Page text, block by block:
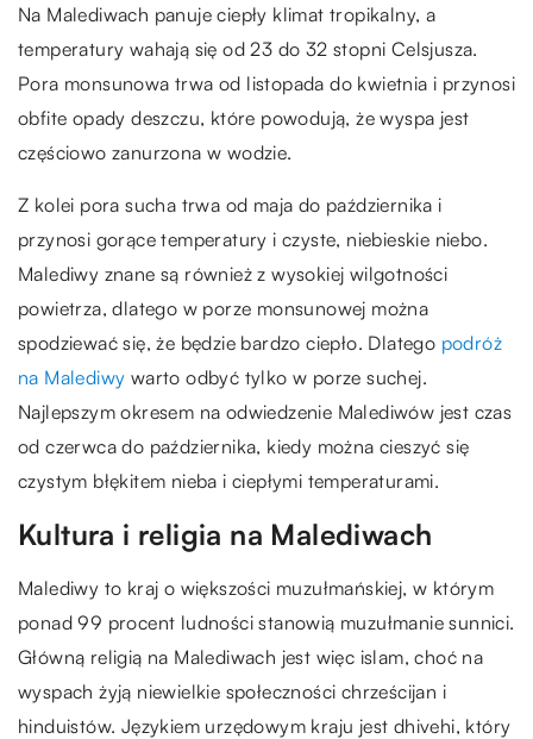
Na Malediwach panuje ciepły klimat tropikalny, a
temperatury wahają się od 23 do 32 stopni Celsjusza.
Pora monsunowa trwa od listopada do kwietnia i przynosi
obfite opady deszczu, które powodują, że wyspa jest
częściowo zanurzona w wodzie.
Z kolei pora sucha trwa od maja do października i
przynosi gorące temperatury i czyste, niebieskie niebo.
Malediwy znane są również z wysokiej wilgotności
powietrza, dlatego w porze monsunowej można
spodziewać się, że będzie bardzo ciepło. Dlatego podróż
na Malediwy warto odbyć tylko w porze suchej.
Najlepszym okresem na odwiedzenie Malediwów jest czas
od czerwca do października, kiedy można cieszyć się
czystym błękitem nieba i ciepłymi temperaturami.
Kultura i religia na Malediwach
Malediwy to kraj o większości muzułmańskiej, w którym
ponad 99 procent ludności stanowią muzułmanie sunnici.
Główną religią na Malediwach jest więc islam, choć na
wyspach żyją niewielkie społeczności chrześcijan i
hinduistów. Językiem urzędowym kraju jest dhivehi, który